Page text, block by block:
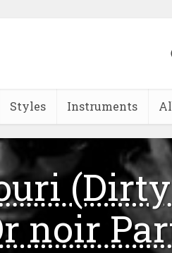
Styles Instruments
noir